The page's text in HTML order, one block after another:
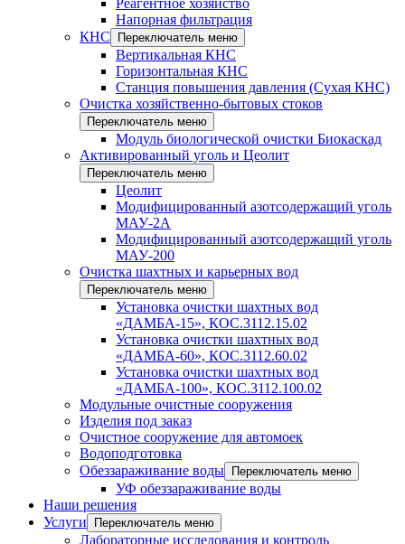
Реагентное хозяйство
Напорная фильтрация
КНС
Переключатель меню
Вертикальная КНС
Горизонтальная КНС
Станция повышения давления (Сухая КНС)
Очистка хозяйственно-бытовых стоков
Переключатель меню
Модуль биологической очистки Биокаскад
Активированный уголь и Цеолит
Переключатель меню
Цеолит
Модифицированный азотсодержащий уголь
МАУ-2А
Модифицированный азотсодержащий уголь
МАУ-200
Очистка шахтных и карьерных вод
Переключатель меню
Установка очистки шахтных вод
«ДАМБА-15», КОС.3112.15.02
Установка очистки шахтных вод
«ДАМБА-60», КОС.3112.60.02
Установка очистки шахтных вод
«ДАМБА-100», КОС.3112.100.02
Модульные очистные сооружения
Изделия под заказ
Очистное сооружение для автомоек
Водоподготовка
Обеззараживание воды
Переключатель меню
УФ обеззараживание воды
Наши решения
Услуги
Переключатель меню
Лабораторные исследования и контроль